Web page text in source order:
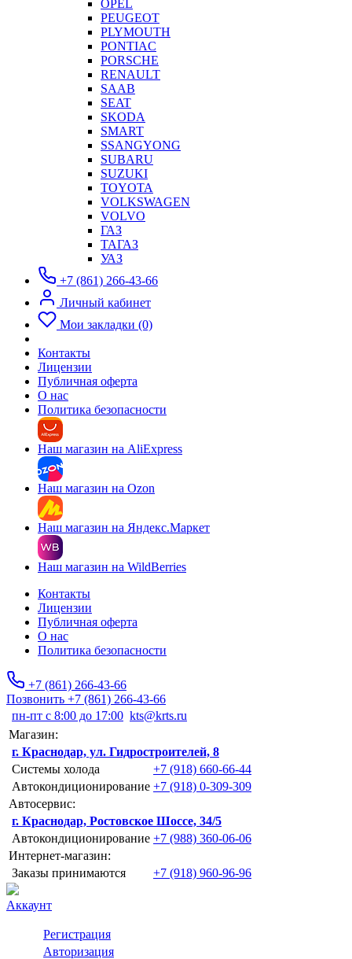
OPEL
PEUGEOT
PLYMOUTH
PONTIAC
PORSCHE
RENAULT
SAAB
SEAT
SKODA
SMART
SSANGYONG
SUBARU
SUZUKI
TOYOTA
VOLKSWAGEN
VOLVO
ГАЗ
ТАГАЗ
УАЗ
+7 (861) 266-43-66
Личный кабинет
Мои закладки (0)
Контакты
Лицензии
Публичная оферта
О нас
Политика безопасности
Наш магазин на AliExpress
Наш магазин на Ozon
Наш магазин на Яндекс.Маркет
Наш магазин на WildBerries
Контакты
Лицензии
Публичная оферта
О нас
Политика безопасности
+7 (861) 266-43-66
Позвонить +7 (861) 266-43-66
пн-пт с 8:00 до 17:00 kts@krts.ru
Магазин:
г. Краснодар, ул. Гидростроителей, 8
Системы холода
+7 (918) 660-66-44
Автокондиционирование +7 (918) 0-309-309
Автосервис:
г. Краснодар, Ростовское Шоссе, 34/5
Автокондиционирование +7 (988) 360-06-06
Интернет-магазин:
Заказы принимаются
+7 (918) 960-96-96
Аккаунт
Регистрация
Авторизация